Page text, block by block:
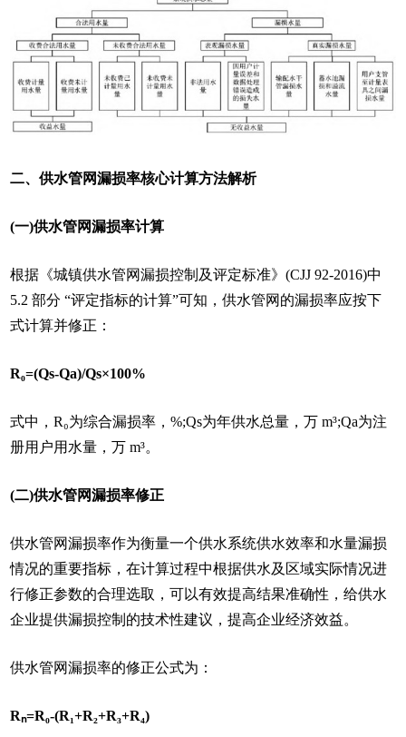
二、供水管网漏损率核心计算方法解析
(一)供水管网漏损率计算
根据《城镇供水管网漏损控制及评定标准》(CJJ 92-2016)中
5.2 部分 “评定指标的计算”可知，供水管网的漏损率应按下
式计算并修正：
R₀=(Qs-Qa)/Qs×100%
式中，R₀为综合漏损率，%;Qs为年供水总量，万 m³;Qa为注
册用户用水量，万 m³。
(二)供水管网漏损率修正
供水管网漏损率作为衡量一个供水系统供水效率和水量漏损
情况的重要指标，在计算过程中根据供水及区域实际情况进
行修正参数的合理选取，可以有效提高结果准确性，给供水
企业提供漏损控制的技术性建议，提高企业经济效益。
供水管网漏损率的修正公式为：
Rₙ=R₀-(R₁+R₂+R₃+R₄)